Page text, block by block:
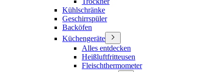
Kühlschränke
Geschirrspüler
Backöfen
Küchengeräte
Alles entdecken
Heißluftfritteusen
Fleischthermometer